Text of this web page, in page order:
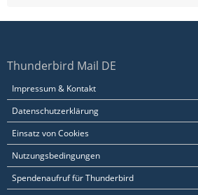
Thunderbird Mail DE
Impressum & Kontakt
Datenschutzerklärung
Einsatz von Cookies
Nutzungsbedingungen
Spendenaufruf für Thunderbird